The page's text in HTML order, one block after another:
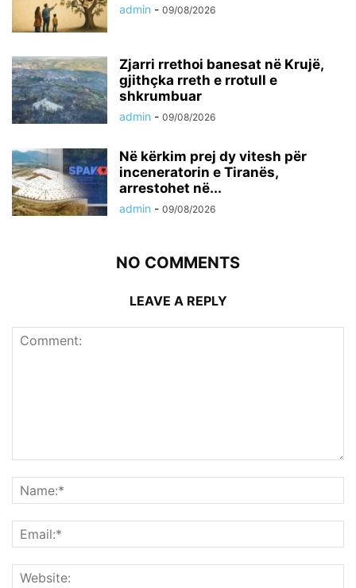
admin - 09/08/2026
Zjarri rrethoi banesat në Krujë,
gjithçka rreth e rrotull e
shkrumbuar
admin - 09/08/2026
Në kërkim prej dy vitesh për
inceneratorin e Tiranës,
arrestohet në...
admin - 09/08/2026
NO COMMENTS
LEAVE A REPLY